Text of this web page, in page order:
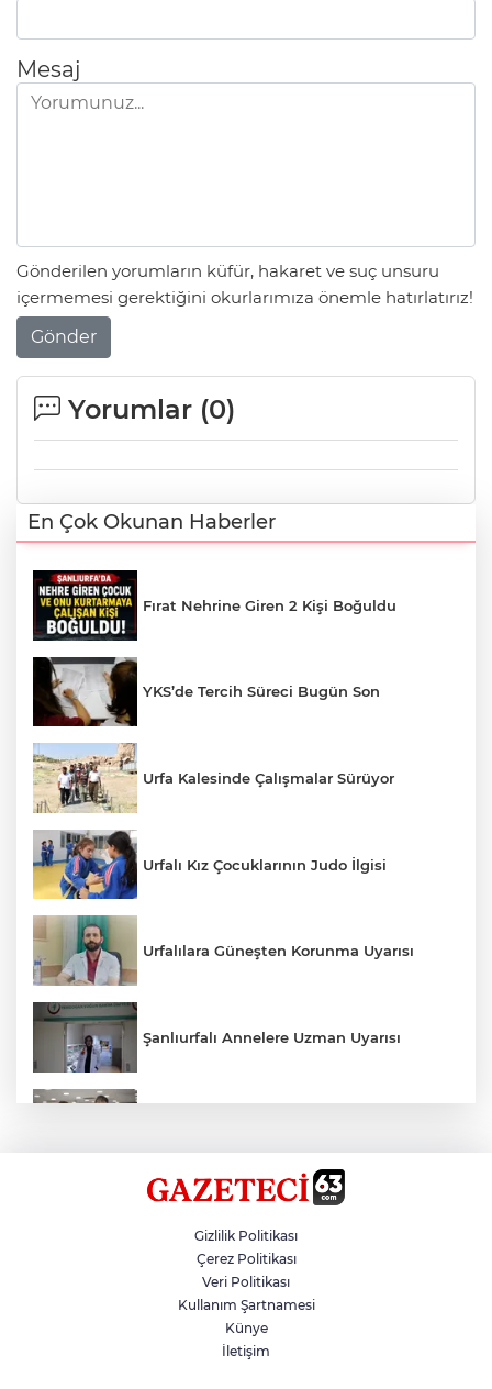
Mesaj
Gönderilen yorumların küfür, hakaret ve suç unsuru
içermemesi gerektiğini okurlarımıza önemle hatırlatırız!
Gönder
Yorumlar (0)
En Çok Okunan Haberler
Fırat Nehrine Giren 2 Kişi Boğuldu
YKS’de Tercih Süreci Bugün Son
Urfa Kalesinde Çalışmalar Sürüyor
Urfalı Kız Çocuklarının Judo İlgisi
Urfalılara Güneşten Korunma Uyarısı
Şanlıurfalı Annelere Uzman Uyarısı
Zincirleme Kazada 7 Kişi Yaralandı
Erdoğan, 12 Yılı Geride Bıraktı
Gizlilik Politikası
Çerez Politikası
Veri Politikası
Kullanım Şartnamesi
Künye
İletişim